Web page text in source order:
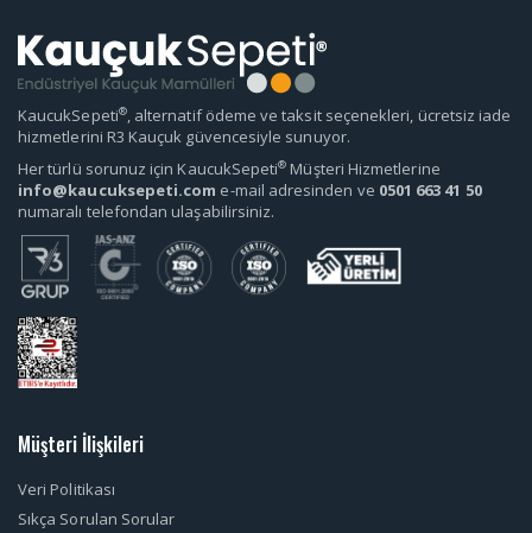
KaucukSepeti®, alternatif ödeme ve taksit seçenekleri, ücretsiz iade
hizmetlerini R3 Kauçuk güvencesiyle sunuyor.
Her türlü sorunuz için KaucukSepeti® Müşteri Hizmetlerine
info@kaucuksepeti.com e-mail adresinden ve 0501 663 41 50
numaralı telefondan ulaşabilirsiniz.
Müşteri İlişkileri
Veri Politikası
Sıkça Sorulan Sorular